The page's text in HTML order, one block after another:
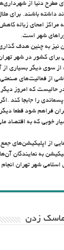
مطرح دنیا از
امحای زباله
شهر است.
نیز به چنین هدف
برای کشور در شهر
سوی دیگر بسیاری از
از فعالیت‌های
حالیست که امروز دیگر
را جابجا کند
فراهم شود قطعا دیگر
خوبی که به اقتصاد
از اپلیکیشن‌های
به نمایندگان
اسلامی شهر تهران
ماسک زدن